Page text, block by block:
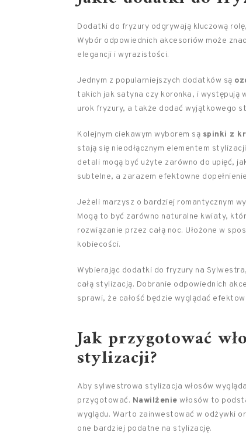
Dodatki do fryzury odgrywają kluczową
Wybór odpowiednich akcesoriów może
elegancji i wyrazistości.
Jednym z popularniejszych dodatków są
takich jak satyna czy koronka, i występują
urok fryzury, a także dodać wyjątkowego
Kolejnym ciekawym wyborem są spinki z
stają się nieodłącznym elementem
detali mogą być użyte zarówno do upięć,
subtelne, a zarazem efektowne
Jeżeli marzysz o bardziej romantycznym
Mogą to być zarówno naturalne kwiaty,
rozwiązanie przez całą noc. Ułożone w
kobiecości.
Wybierając dodatki do fryzury na
całą stylizacją. Dobranie odpowiednich
sprawi, że całość będzie wyglądać
Jak przygotować
stylizacji?
Aby sylwestrowa stylizacja włosów
przygotować. Nawilżenie włosów to
wyglądu. Warto zainwestować w odżywki
one bardziej podatne na stylizację.